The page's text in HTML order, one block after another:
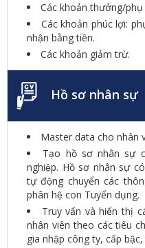
Các khoản thưởng/phụ
Các khoản phúc lợi:
nhận bằng tiền.
Các khoản giảm trừ.
Hồ sơ nhân sự
Master data cho nhân
Tạo hồ sơ nhân sự
nghiệp. Hồ sơ nhân sự
tự động chuyển các
phân hệ con Tuyển dụng.
Truy vấn và hiển thị
nhân viên theo các tiêu
gia nhập công ty, cấp